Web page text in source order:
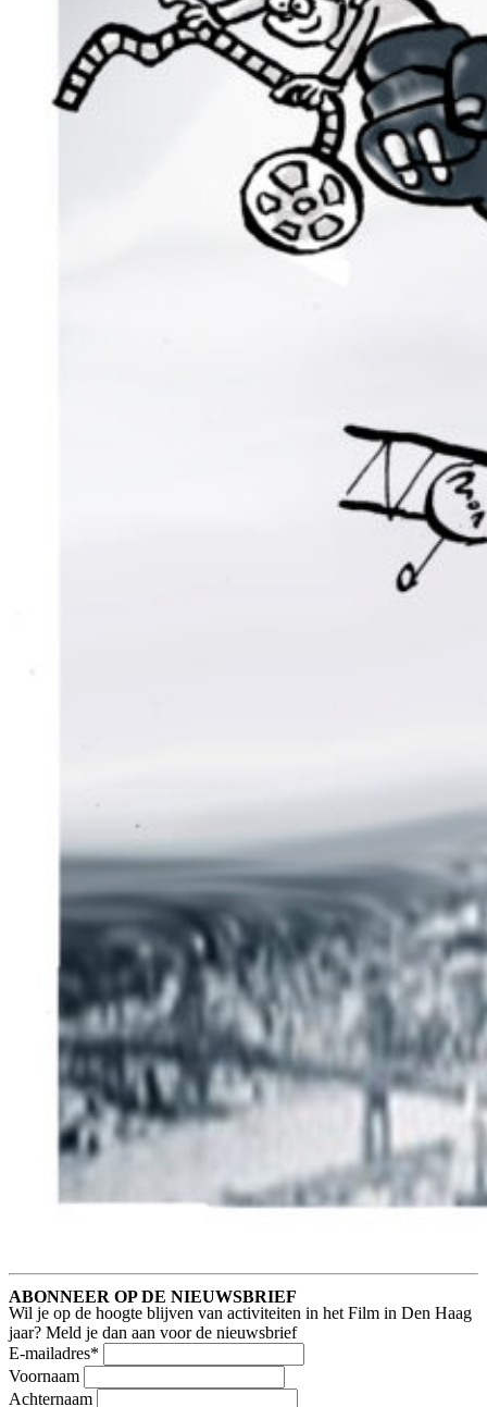
ABONNEER OP DE NIEUWSBRIEF
Wil je op de hoogte blijven van activiteiten in het Film in Den Haag
jaar? Meld je dan aan voor de nieuwsbrief
E-mailadres*
Voornaam
Achternaam